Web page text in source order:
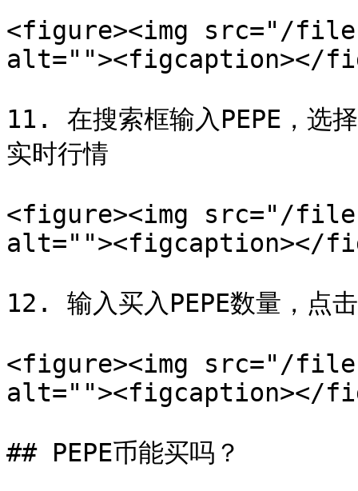
<figure><img src="/files/
alt=""><figcaption></
11. 在搜索框输入PEPE，选
实时行情
<figure><img src="/files/
alt=""><figcaption></
12. 输入买入PEPE数量，点
<figure><img src="/files/
alt=""><figcaption></
## PEPE币能买吗？